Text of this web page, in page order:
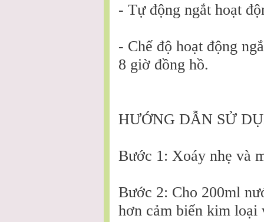
- Tự động ngắt hoạt
- Chế độ hoạt động
8 giờ đồng hồ.
HƯỚNG DẪN SỬ
Bước 1: Xoáy nhẹ và
Bước 2: Cho 200ml
hơn cảm biến kim